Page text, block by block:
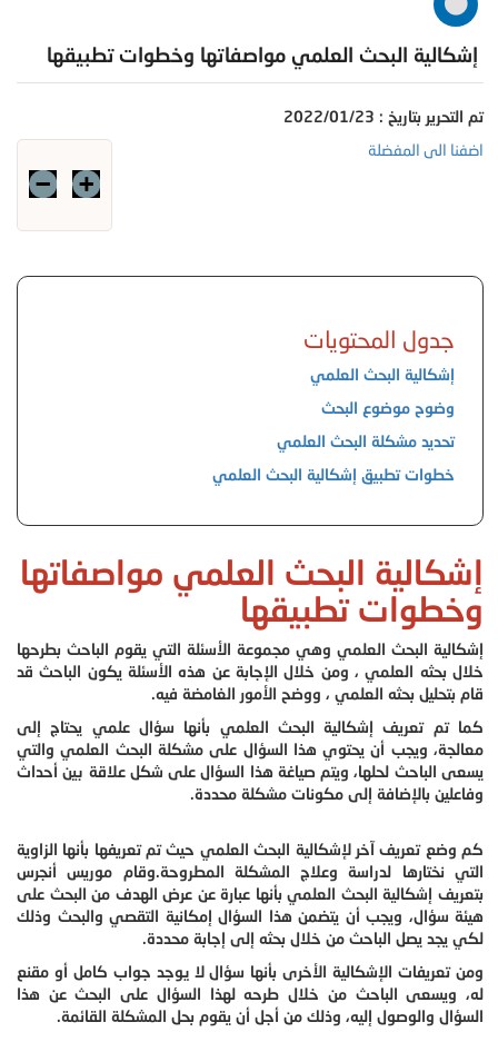
إشكالية البحث العلمي مواصفاتها وخطوات تطبيقها
تم التحرير بتاريخ : 2022/01/23
اضفنا الى المفضلة
جدول المحتويات
إشكالية البحث العلمي
وضوح موضوع البحث
تحديد مشكلة البحث العلمي
خطوات تطبيق إشكالية البحث العلمي
إشكالية البحث العلمي مواصفاتها
وخطوات تطبيقها
إشكالية البحث العلمي وهي مجموعة الأسئلة التي يقوم الباحث بطرحها
خلال بحثه العلمي ، ومن خلال الإجابة عن هذه الأسئلة يكون الباحث قد
قام بتحليل بحثه العلمي ، ووضح الأمور الغامضة فيه.
كما تم تعريف إشكالية البحث العلمي بأنها سؤال علمي يحتاج إلى
معالجة، ويجب أن يحتوي هذا السؤال على مشكلة البحث العلمي والتي
يسعى الباحث لحلها، ويتم صياغة هذا السؤال على شكل علاقة بين أحداث
وفاعلين بالإضافة إلى مكونات مشكلة محددة.
كم وضع تعريف آخر لإشكالية البحث العلمي حيث تم تعريفها بأنها الزاوية
التي نختارها لدراسة وعلاج المشكلة المطروحة.وقام موريس أنجرس
بتعريف إشكالية البحث العلمي بأنها عبارة عن عرض الهدف من البحث على
هيئة سؤال، ويجب أن يتضمن هذا السؤال إمكانية التقصي والبحث وذلك
لكي يجد يصل الباحث من خلال بحثه إلى إجابة محددة.
ومن تعريفات الإشكالية الأخرى بأنها سؤال لا يوجد جواب كامل أو مقنع
له، ويسعى الباحث من خلال طرحه لهذا السؤال على البحث عن هذا
السؤال والوصول إليه، وذلك من أجل أن يقوم بحل المشكلة القائمة.